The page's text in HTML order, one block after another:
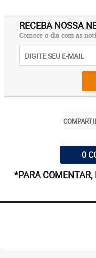
RECEBA NOSSA
Comece o dia com as
0
*PARA COMENTAR,